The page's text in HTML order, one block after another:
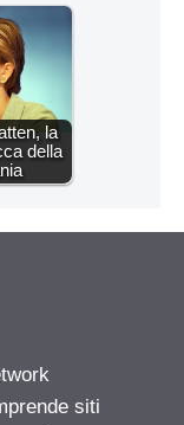
la
della
siti